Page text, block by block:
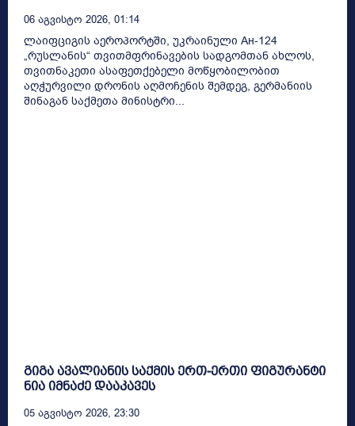
06 Აგვისტო 2026, 01:14
ლაიფციგის აეროპორტში, უკრაინული Ан-124
„რუსლანის“ თვითმფრინავების სადგომთან ახლოს,
თვითნაკეთი ასაფეთქებელი მოწყობილობით
აღჭურვილი დრონის აღმოჩენის შემდეგ, გერმანიის
შინაგან საქმეთა მინისტრი...
გიგა ავალიანის საქმის ერთ-ერთი ფიგურანტი
ნია იმნაძე დააკავეს
05 Აგვისტო 2026, 23:30